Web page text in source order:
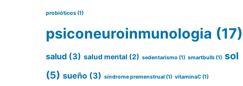
probióticos (1)
psiconeuroinmunologia (17)
salud (3) salud mental (2) sedentarismo (1) smartbulb (1) sol
(5) sueño (3) síndrome premenstrual (1) vitaminaC (1)